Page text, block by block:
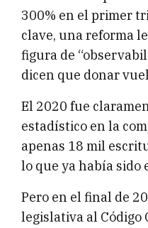
300% en el primer
clave, una reforma
figura de
dicen que donar
El 2020 fue
estadístico en la
apenas 18 mil
lo que ya había sido
Pero en el final de
legislativa al Código